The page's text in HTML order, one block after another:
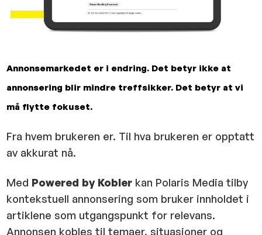
Annonsemarkedet er i endring. Det betyr ikke at
annonsering blir mindre treffsikker. Det betyr at vi
må flytte fokuset.
Fra hvem brukeren er. Til hva brukeren er opptatt
av akkurat nå.
Med Powered by Kobler kan Polaris Media tilby
kontekstuell annonsering som bruker innholdet i
artiklene som utgangspunkt for relevans.
Annonsen kobles til temaer, situasjoner og